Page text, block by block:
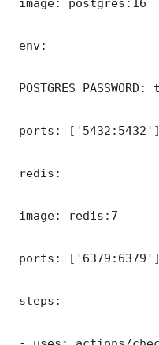
image: postgres:16
env:
ports: ['5432:5432']
redis:
image: redis:7
ports: ['6379:6379']
steps: